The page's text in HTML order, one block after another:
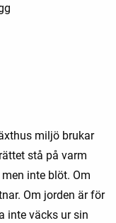
miljö brukar
stå på varm
inte blöt. Om
Om jorden är för
inte väcks ur sin